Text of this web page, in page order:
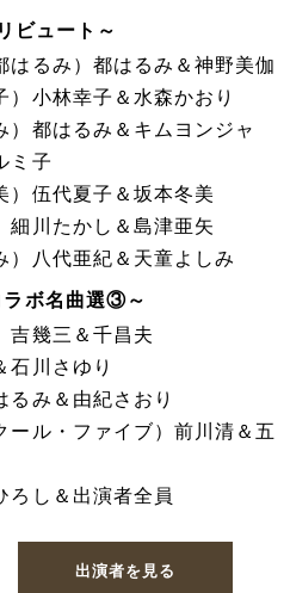
ビュート～
はるみ）都はるみ＆神野美伽
）小林幸子＆水森かおり
）都はるみ＆キムヨンジャ
ミ子
）伍代夏子＆坂本冬美
細川たかし＆島津亜矢
）八代亜紀＆天童よしみ
ラボ名曲選③～
吉幾三＆千昌夫
石川さゆり
るみ＆由紀さおり
ール・ファイブ）前川清＆五
ろし＆出演者全員
出演者を見る